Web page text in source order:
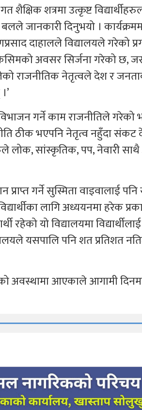
शत्रमा उत्कृष्ट
जानकारी दिनुभयो ।
दाहालले विद्यालयले गरेको
किसिमको अवसर सिर्जना गरेको
राजनीतिक नेतृत्वले देश र
गर्ने काम राजनीतिले गरेको
नीति ठीक भएपनि नेतृत्व नहुँदा
लोक, सांस्कृतिक, पप, नेवारी
गर्ने सुस्मिता वाइवालाई
लागि अध्ययनमा हरेक
रहेको यो विद्यालयमा
यसपालि पनि शत प्रतिशत
अवस्थामा आएकाले आगामी